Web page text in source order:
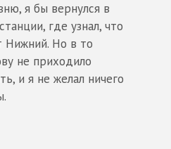
я бы вернулся в
где узнал, что
Нижний. Но в то
не приходило
и я не желал ничего